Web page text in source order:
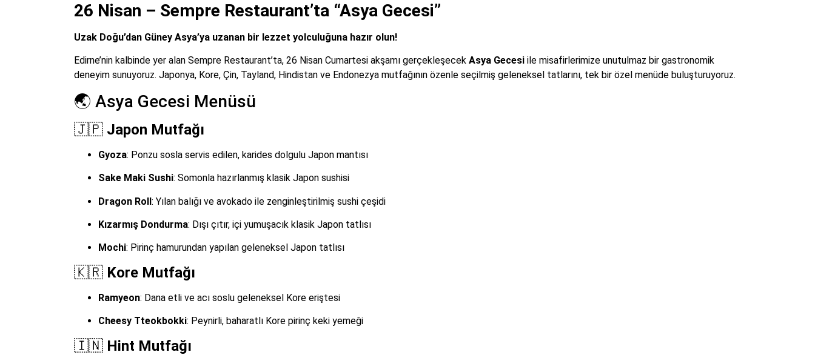
26 Nisan – Sempre Restaurant’ta “Asya Gecesi”
Uzak Doğu’dan Güney Asya’ya uzanan bir lezzet yolculuğuna hazır olun!
Edirne’nin kalbinde yer alan Sempre Restaurant’ta, 26 Nisan Cumartesi akşamı gerçekleşecek Asya Gecesi ile misafirlerimize unutulmaz bir gastronomik
deneyim sunuyoruz. Japonya, Kore, Çin, Tayland, Hindistan ve Endonezya mutfağının özenle seçilmiş geleneksel tatlarını, tek bir özel menüde buluşturuyoruz.
🌏 Asya Gecesi Menüsü
🇯🇵 Japon Mutfağı
Gyoza: Ponzu sosla servis edilen, karides dolgulu Japon mantısı
Sake Maki Sushi: Somonla hazırlanmış klasik Japon sushisi
Dragon Roll: Yılan balığı ve avokado ile zenginleştirilmiş sushi çeşidi
Kızarmış Dondurma: Dışı çıtır, içi yumuşacık klasik Japon tatlısı
Mochi: Pirinç hamurundan yapılan geleneksel Japon tatlısı
🇰🇷 Kore Mutfağı
Ramyeon: Dana etli ve acı soslu geleneksel Kore eriştesi
Cheesy Tteokbokki: Peynirli, baharatlı Kore pirinç keki yemeği
🇮🇳 Hint Mutfağı